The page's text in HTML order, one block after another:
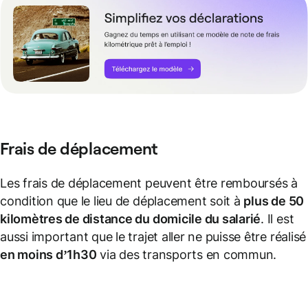
Frais de déplacement
Les frais de déplacement peuvent être remboursés à
condition que le lieu de déplacement soit à plus de 50
kilomètres de distance du domicile du salarié. Il est
aussi important que le trajet aller ne puisse être réalisé
en moins d’1h30 via des transports en commun.